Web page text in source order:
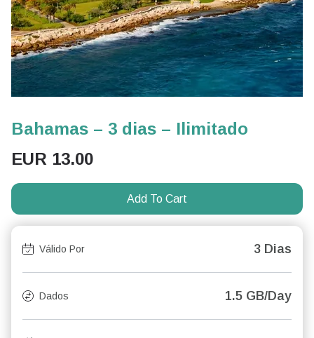
Bahamas – 3 dias – Ilimitado
EUR 13.00
Add To Cart
Válido Por 3 Dias
Dados 1.5 GB/Day